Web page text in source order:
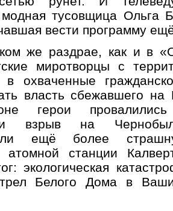
тусовщица Ольга
вести программу
же раздрае, как и в
миротворцы с
в охваченные
власть сбежавшего
герои
взрыв на
ещё более
атомной станции
экологическая
Белого Дома в